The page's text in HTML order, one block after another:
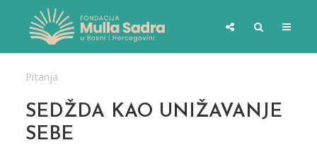
Pitanja
SEDŽDA KAO UNIŽAVANJE
SEBE